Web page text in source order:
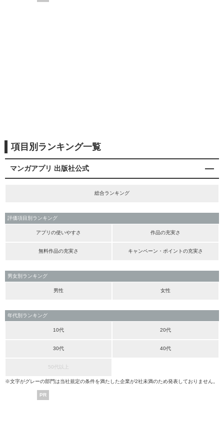
項目別ランキング一覧
マンガアプリ 出版社公式
総合ランキング
評価項目別ランキング
アプリの使いやすさ 作品の充実さ
無料作品の充実さ キャンペーン・ポイントの充実さ
男女別ランキング
男性 女性
年代別ランキング
10代 20代
30代 40代
50代以上
※文字がグレーの部門は当社規定の条件を満たした企業が2社未満のため発表しておりません。
PR